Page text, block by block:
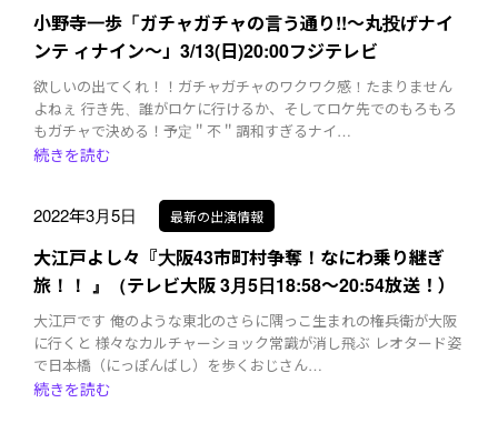
小野寺一歩「ガチャガチャの言う通り!!～丸投げナイ
ンテ ィナイン～」3/13(日)20:00フジテレビ
欲しいの出てくれ！！ガチャガチャのワクワク感！たまりません
よねぇ 行き先、誰がロケに行けるか、そしてロケ先でのもろもろ
もガチャで決める！予定＂不＂調和すぎるナイ…
続きを読む
2022年3月5日 最新の出演情報
大江戸よし々『大阪43市町村争奪！なにわ乗り継ぎ
旅！！ 』（テレビ大阪 3月5日18:58～20:54放送！）
大江戸です 俺のような東北のさらに隅っこ生まれの権兵衛が大阪
に行くと 様々なカルチャーショック常識が消し飛ぶ レオタード姿
で日本橋（にっぽんばし）を歩くおじさん…
続きを読む